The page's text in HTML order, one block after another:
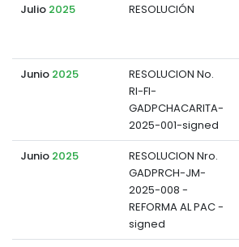
Julio 2025 RESOLUCIÓN
Junio 2025
RESOLUCION No.
RI-FI-
GADPCHACARITA-
2025-001-signed
Junio 2025
RESOLUCION Nro.
GADPRCH-JM-
2025-008 -
REFORMA AL PAC -
signed